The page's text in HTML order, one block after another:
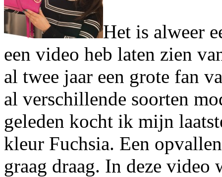
Het is alweer
een video heb laten zien
al twee jaar een grote fan
al verschillende soorten
geleden kocht ik mijn
kleur Fuchsia. Een
graag draag. In deze